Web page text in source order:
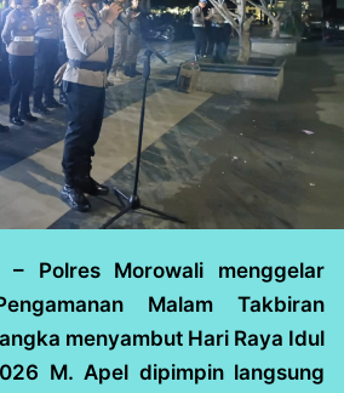
– Polres Morowali menggelar
Malam Takbiran
menyambut Hari Raya Idul
M. Apel dipimpin langsung